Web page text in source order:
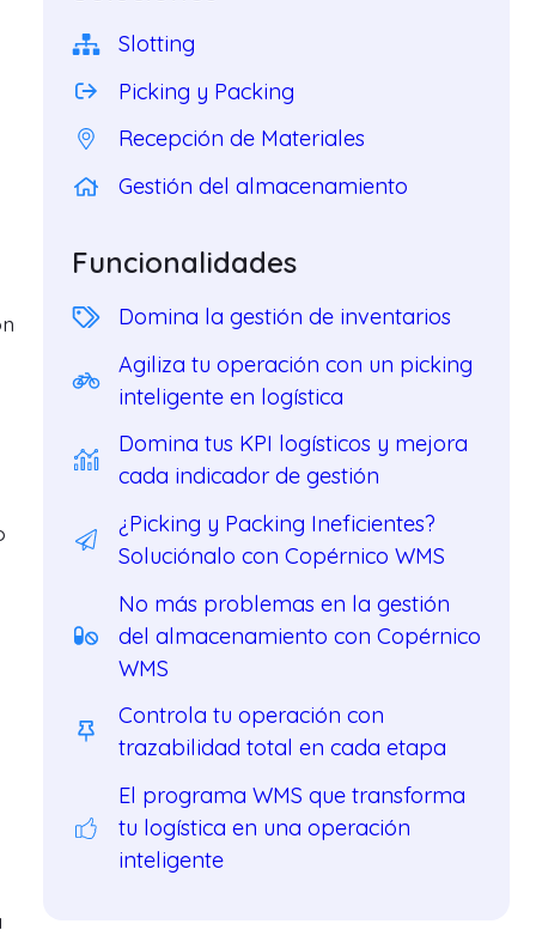
Slotting
Picking y Packing
Recepción de Materiales
Gestión del almacenamiento
Funcionalidades
Domina la gestión de inventarios
Agiliza tu operación con un picking
inteligente en logística
Domina tus KPI logísticos y mejora
cada indicador de gestión
¿Picking y Packing Ineficientes?
Soluciónalo con Copérnico WMS
No más problemas en la gestión
del almacenamiento con Copérnico
WMS
Controla tu operación con
trazabilidad total en cada etapa
El programa WMS que transforma
tu logística en una operación
inteligente